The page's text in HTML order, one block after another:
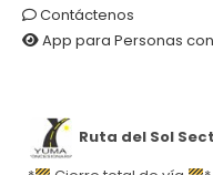
Contáctenos
App para Personas
Ruta del Sol